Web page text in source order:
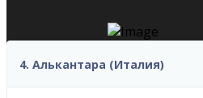
4. Алькантара (Италия)